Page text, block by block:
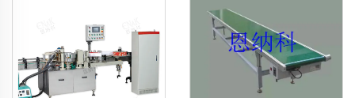
Tape, Makina sa
Pagpapakete at
Pagpapatapos, ENKF-
02
machine ENKB-06